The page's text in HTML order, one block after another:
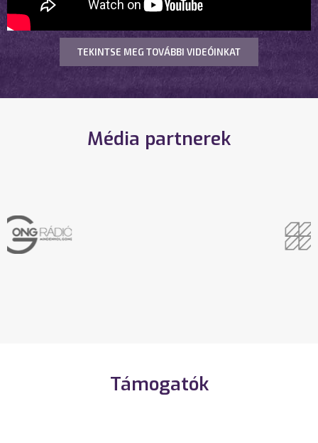
TEKINTSE MEG TOVÁBBI VIDEÓINKAT
Média partnerek
Támogatók